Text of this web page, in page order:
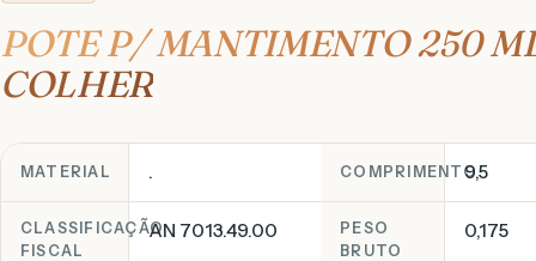
POTE P/ MANTIMENTO 250
COLHER
MATERIAL .
CLASSIFICAÇÃO
FISCAL
AN 7013.49.00
COMPRIMENTO9,5
PESO
BRUTO
0,175